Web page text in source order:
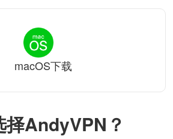
择AndyVPN？
macOS下载